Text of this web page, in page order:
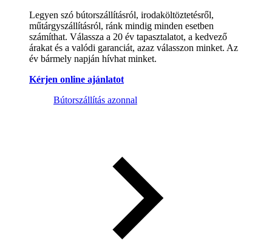
Legyen szó bútorszállításról, irodaköltöztetésről,
műtárgyszállításról, ránk mindig minden esetben
számíthat. Válassza a 20 év tapasztalatot, a kedvező
árakat és a valódi garanciát, azaz válasszon minket. Az
év bármely napján hívhat minket.
Kérjen online ajánlatot
Bútorszállítás azonnal